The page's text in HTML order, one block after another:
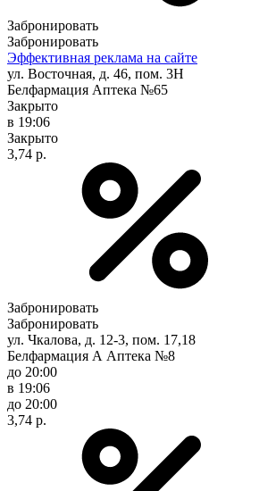
Забронировать
Забронировать
Эффективная реклама на сайте
ул. Восточная, д. 46, пом. 3Н
Белфармация Аптека №65
Закрыто
в 19:06
Закрыто
3,74 р.
Забронировать
Забронировать
ул. Чкалова, д. 12-3, пом. 17,18
Белфармация А Аптека №8
до 20:00
в 19:06
до 20:00
3,74 р.